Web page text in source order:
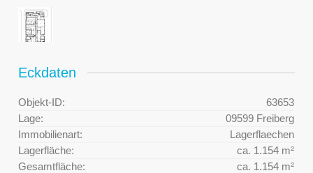
Eckdaten
Objekt-ID:
63653
Lage:
09599 Freiberg
Immobilienart:
Lagerflaechen
Lagerfläche:
ca. 1.154 m²
Gesamtfläche:
ca. 1.154 m²